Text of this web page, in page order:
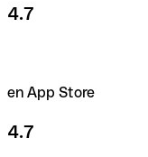
4.7
en App Store
4.7